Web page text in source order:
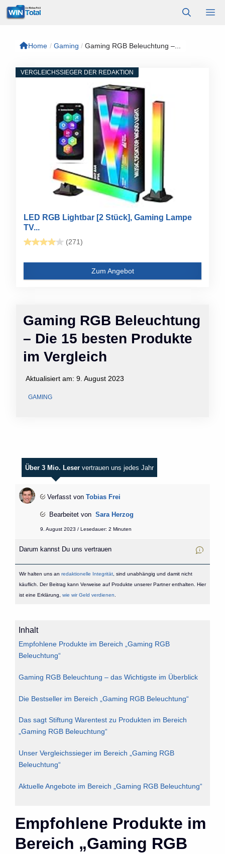
Zum
Inhalt
Home / Gaming / Gaming RGB Beleuchtung –...
Gaming RGB Beleuchtung
– Die 15 besten Produkte
im Vergleich
Aktualisiert am: 9. August 2023
GAMING
VERGLEICHSSIEGER DER REDAKTION
LED RGB Lightbar [2 Stück], Gaming Lampe
TV...
(271)
Zum Angebot
Über 3 Mio. Leser vertrauen uns jedes Jahr
Verfasst von Tobias Frei
Bearbeitet von Sara Herzog
9. August 2023 / Lesedauer: 2 Minuten
Darum kannst Du uns vertrauen
Wir halten uns an redaktionelle Integrität, sind unabhängig und damit nicht
käuflich. Der Beitrag kann Verweise auf Produkte unserer Partner enthalten. Hier
ist eine Erklärung, wie wir Geld verdienen
Inhalt
Empfohlene Produkte im Bereich „Gaming RGB
Beleuchtung“
Gaming RGB Beleuchtung – das Wichtigste im Überblick
Die Bestseller im Bereich „Gaming RGB Beleuchtung“
Das sagt Stiftung Warentest zu Produkten im Bereich
„Gaming RGB Beleuchtung“
Unser Vergleichssieger im Bereich „Gaming RGB
Beleuchtung“
Aktuelle Angebote im Bereich „Gaming RGB Beleuchtung“
Empfohlene Produkte im
Bereich „Gaming RGB